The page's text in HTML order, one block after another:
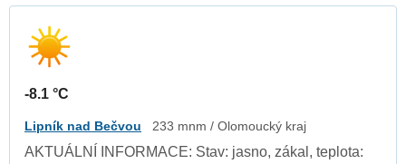
-8.1 °C
Lipník nad Bečvou 233 mnm / Olomoucký kraj
AKTUÁLNÍ INFORMACE: Stav: jasno, zákal, teplota: